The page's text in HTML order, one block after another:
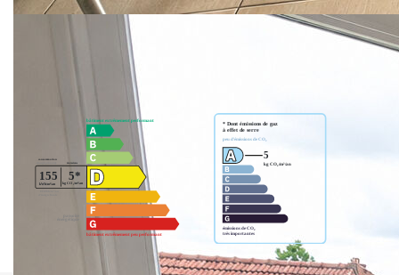
Nos honoraires Nous contacter
Diagnostics énergétiques